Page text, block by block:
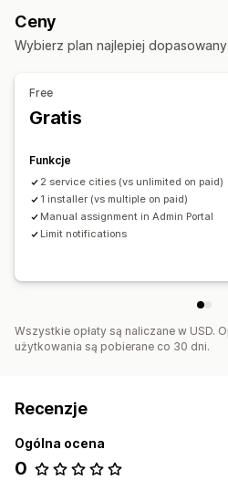
Ceny
Wybierz plan najlepiej
Free
Gratis
Funkcje
2 service cities (vs unlimited on paid)
1 installer (vs multiple on paid)
Manual assignment in Admin Portal
Limit notifications
Wszystkie opłaty są naliczane w USD.
użytkowania są pobierane co 30 dni.
Recenzje
Ogólna ocena
0